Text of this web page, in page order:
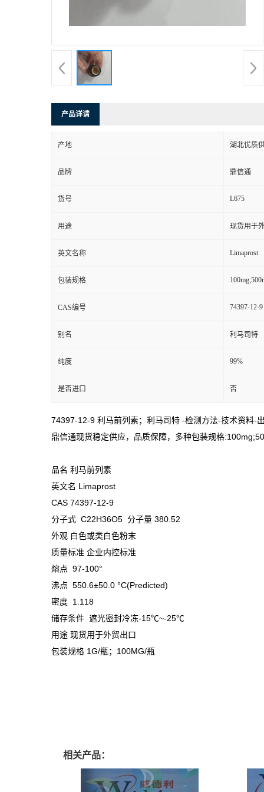
产品详请
产地 湖北优质
品牌 鼎信通
货号 L675
用途 现货用于
英文名称 Limaprost
包装规格
CAS编号 74397-12-9
别名 利马司特
纯度 99%
是否进口 否
74397-12-9 利马前列素；利马司特 -检测方法-技术资料-
鼎信通现货稳定供应，品质保障，多种包装规格
品名 利马前列素
英文名 Limaprost
CAS 74397-12-9
分子式 C22H36O5 分子量 380.52
外观 白色或类白色粉末
质量标准 企业内控标准
熔点 97-100°
沸点 550.6±50.0 °C(Predicted)
密度 1.118
储存条件 遮光密封冷冻-15℃~-25℃
用途 现货用于外贸出口
包装规格 1G/瓶；100MG/瓶
相关产品：